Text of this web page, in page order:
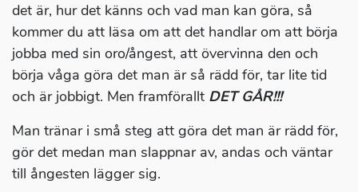
det är, hur det känns och vad man kan göra, så
kommer du att läsa om att det handlar om att börja
jobba med sin oro/ångest, att övervinna den och
börja våga göra det man är så rädd för, tar lite tid
och är jobbigt. Men framförallt DET GÅR!!!
Man tränar i små steg att göra det man är rädd för,
gör det medan man slappnar av, andas och väntar
till ångesten lägger sig.